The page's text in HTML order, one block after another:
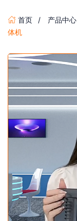
首页 产品中心
体机